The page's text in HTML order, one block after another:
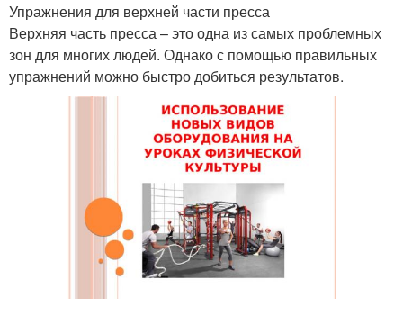
Упражнения для верхней части пресса
Верхняя часть пресса – это одна из самых проблемных
зон для многих людей. Однако с помощью правильных
упражнений можно быстро добиться результатов.